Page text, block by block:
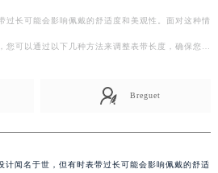
过长可能会影响佩戴的舒适度和美观性。面对这种情
您可以通过以下几种方法来调整表带长度，确保您…
Breguet
计闻名于世，但有时表带过长可能会影响佩戴的舒适